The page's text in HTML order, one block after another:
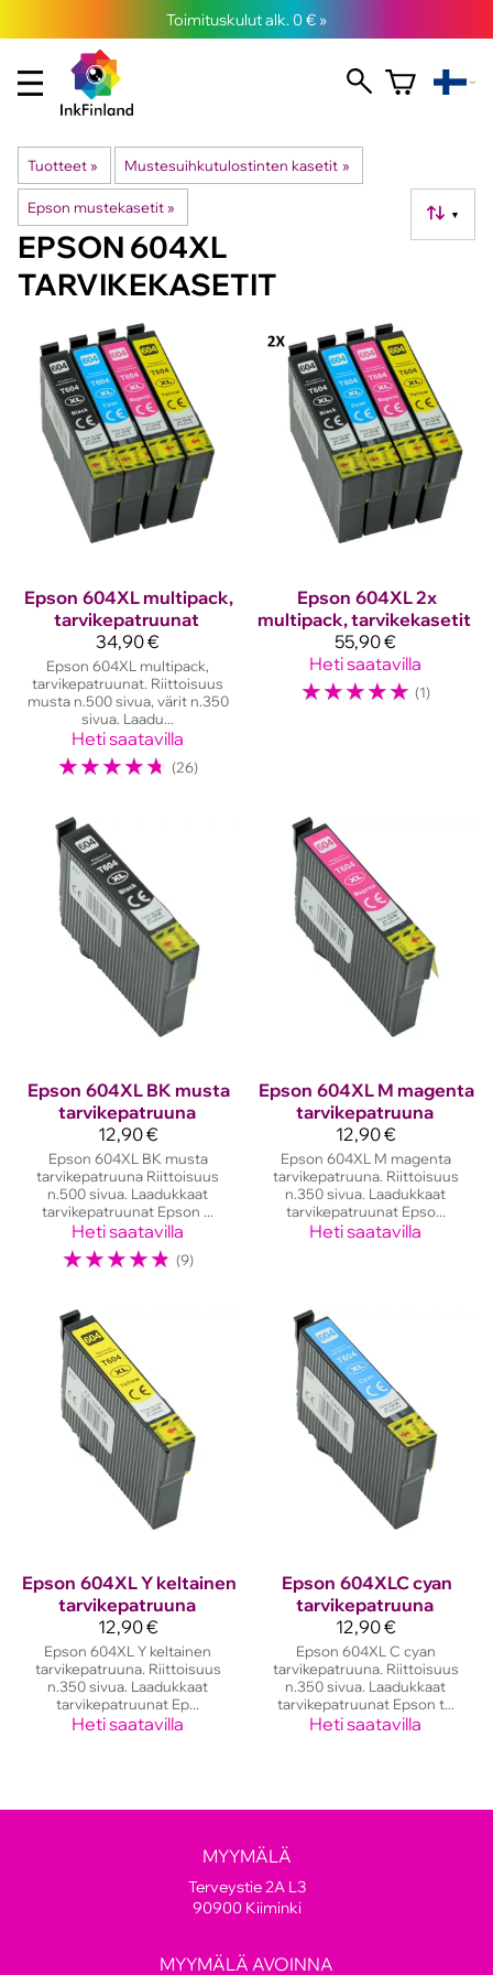
Toimituskulut alk. 0 € »
Tuotteet ‪» Mustesuihkutulostinten kasetit ‪»
Epson mustekasetit ‪» ▼
EPSON 604XL
TARVIKEKASETIT
Epson 604XL multipack,
tarvikepatruunat
34,90 €
Epson 604XL multipack,
tarvikepatruunat. Riittoisuus
musta n.500 sivua, värit n.350
sivua. Laadu...
Heti saatavilla
☆☆☆☆☆ (26)
Epson 604XL 2x
multipack, tarvikekasetit
55,90 €
Heti saatavilla
☆☆☆☆☆ (1)
Epson 604XL BK musta
tarvikepatruuna
12,90 €
Epson 604XL BK musta
tarvikepatruuna Riittoisuus
n.500 sivua. Laadukkaat
tarvikepatruunat Epson ...
Heti saatavilla
☆☆☆☆☆ (9)
Epson 604XL M magenta
tarvikepatruuna
12,90 €
Epson 604XL M magenta
tarvikepatruuna. Riittoisuus
n.350 sivua. Laadukkaat
tarvikepatruunat Epso...
Heti saatavilla
Epson 604XL Y keltainen
tarvikepatruuna
12,90 €
Epson 604XL Y keltainen
tarvikepatruuna. Riittoisuus
n.350 sivua. Laadukkaat
tarvikepatruunat Ep...
Heti saatavilla
Epson 604XLC cyan
tarvikepatruuna
12,90 €
Epson 604XL C cyan
tarvikepatruuna. Riittoisuus
n.350 sivua. Laadukkaat
tarvikepatruunat Epson t...
Heti saatavilla
MYYMÄLÄ
Terveystie 2A L3
90900 Kiiminki
MYYMÄLÄ AVOINNA